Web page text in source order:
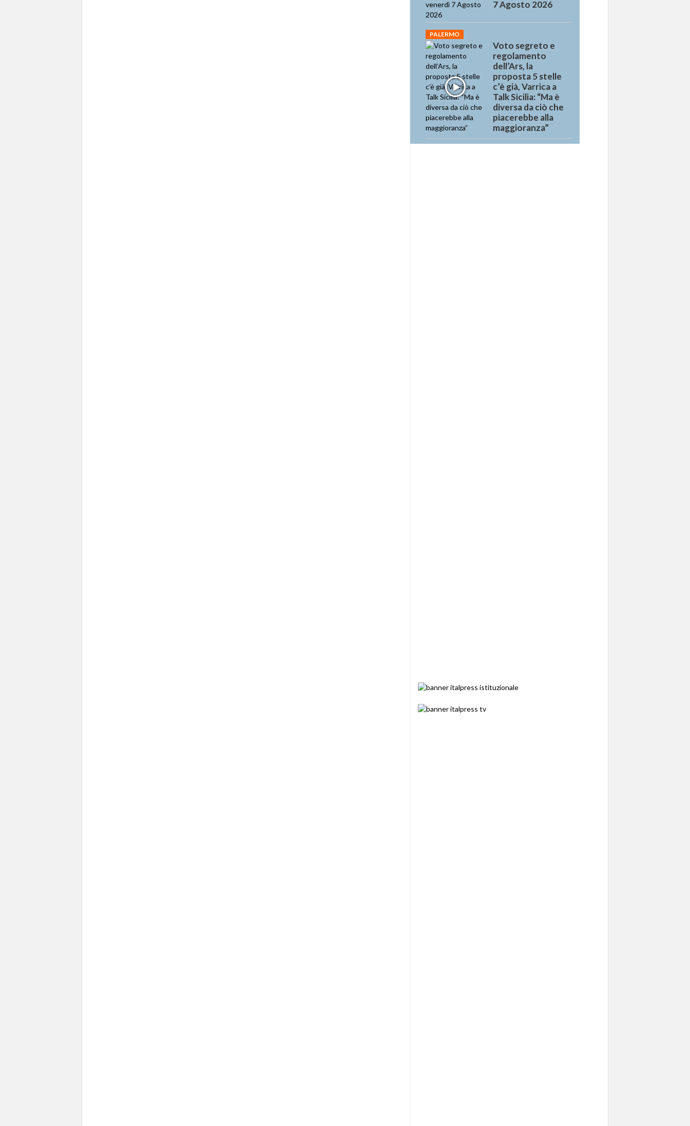
7 Agosto 2026
PALERMO
Voto segreto e
regolamento
dell’Ars, la
proposta 5 stelle
c’è già, Varrica a
Talk Sicilia: “Ma è
diversa da ciò che
piacerebbe alla
maggioranza”